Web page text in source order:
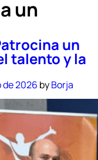
un
un
talento y la
de 2026 byBorja